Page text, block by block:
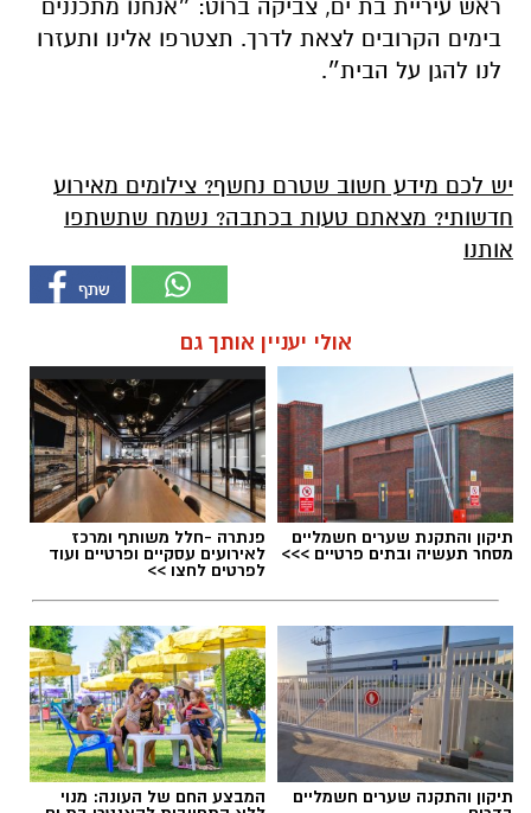
ראש עיריית בת ים, צביקה ברוט: ״אנחנו מתכננים
בימים הקרובים לצאת לדרך. תצטרפו אלינו ותעזרו
לנו להגן על הבית״.
יש לכם מידע חשוב שטרם נחשף? צילומים מאירוע
חדשותי? מצאתם טעות בכתבה? נשמח שתשתפו
אותנו
אולי יעניין אותך גם
תיקון והתקנת שערים חשמליים
מסחר תעשיה ובתים פרטיים >>>
פנתרה -חלל משותף ומרכז
לאירועים עסקיים ופרטיים ועוד
לפרטים לחצו >>
תיקון והתקנה שערים חשמליים המבצע החם של העונה: מנוי